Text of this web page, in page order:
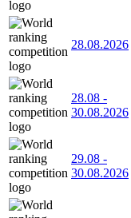
28.08.2026
28.08 -
30.08.2026
29.08 -
30.08.2026